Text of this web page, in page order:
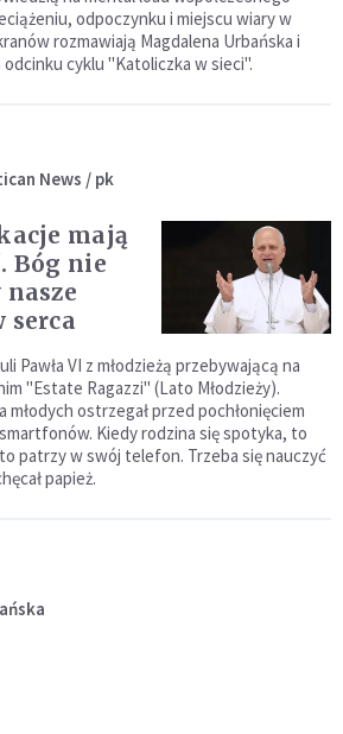
odpoczynku i miejscu wiary w
rozmawiają Magdalena Urbańska i
cyklu "Katoliczka w sieci".
News / pk
mają
Bóg nie
serca
Pawła VI z młodzieżą przebywającą na
"Estate Ragazzi" (Lato Młodzieży).
ostrzegał przed pochłonięciem
Kiedy rodzina się spotyka, to
patrzy w swój telefon. Trzeba się nauczyć
papież.